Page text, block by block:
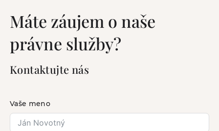
Máte záujem o naše
právne služby?
Kontaktujte nás
Vaše meno